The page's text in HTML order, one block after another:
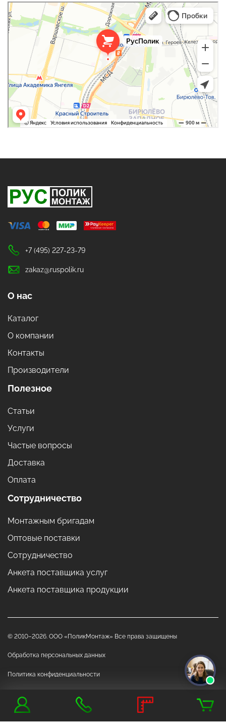
РусПолик
Оргстекло, поликарбонат в Москве
Строительные и отделочные работы в Москве
+7 (495) 227-23-79
zakaz@ruspolik.ru
О нас
Каталог
О компании
Контакты
Производители
Полезное
Статьи
Услуги
Частые вопросы
Доставка
Оплата
Сотрудничество
Монтажным бригадам
Оптовые поставки
Сотрудничество
Анкета поставщика услуг
Анкета поставщика продукции
© 2010–2026. ООО «ПоликМонтаж» Все права защищены
Обработка персональных данных
Политика конфиденциальности
Данный сайт носит исключительно информационный характер и ни при
каких обстоятельствах не является публичной офертой, определяемой
положениями Статьи 437 "Гражданского кодекса РФ"